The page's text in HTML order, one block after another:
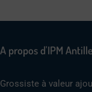
A propos d'IPM
Grossiste à valeur